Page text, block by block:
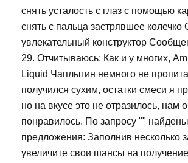
снять усталость с глаз с помощью
снять с пальца застрявшее колечко
увлекательный конструктор
29. Отчитываюсь: Как и у многих,
Liquid Чаплыгин немного не
получился сухим, остатки смеси я
но на вкусе это не отразилось, нам
понравилось. По запросу ""
предложения: Заполнив несколько
увеличите свои шансы на